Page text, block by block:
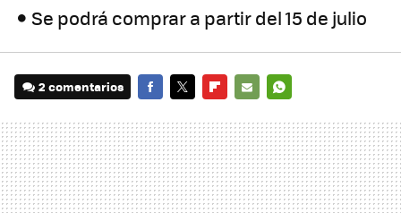
Se podrá comprar a partir del 15 de julio
2 comentarios
MAIL